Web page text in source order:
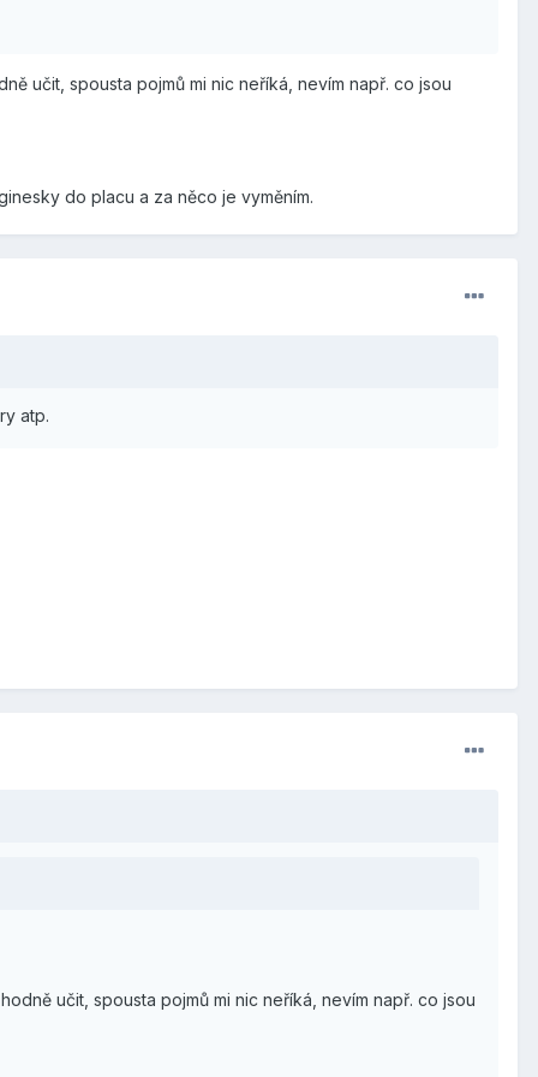
učit, spousta pojmů mi nic neříká, nevím např. co jsou
do placu a za něco je vyměním.
atp.
učit, spousta pojmů mi nic neříká, nevím např. co jsou